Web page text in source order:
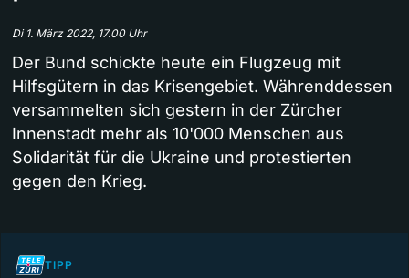
Di 1. März 2022, 17.00 Uhr
Der Bund schickte heute ein Flugzeug mit
Hilfsgütern in das Krisengebiet. Währenddessen
versammelten sich gestern in der Zürcher
Innenstadt mehr als 10'000 Menschen aus
Solidarität für die Ukraine und protestierten
gegen den Krieg.
TIPP